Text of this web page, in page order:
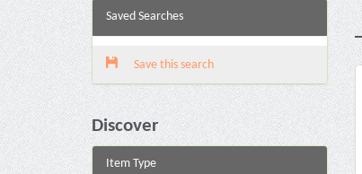
Saved Searches
Save this search
Discover
Item Type